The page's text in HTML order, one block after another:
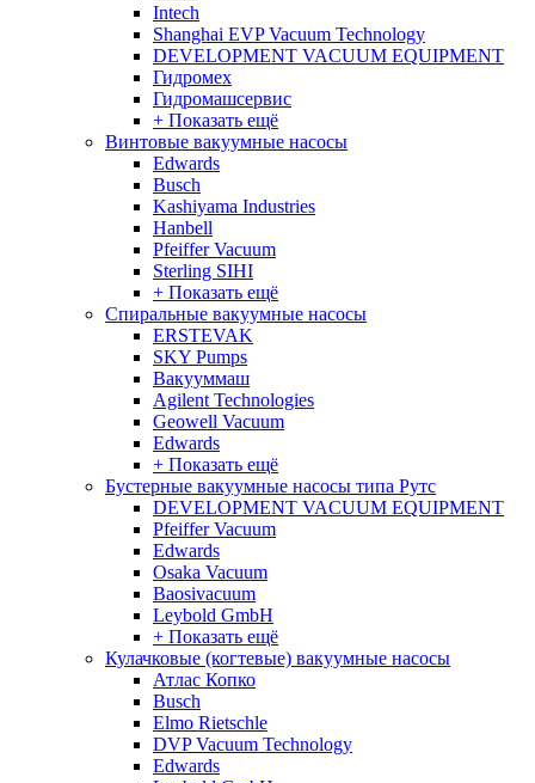
Intech
Shanghai EVP Vacuum Technology
DEVELOPMENT VACUUM EQUIPMENT
Гидромех
Гидромашсервис
+ Показать ещё
Винтовые вакуумные насосы
Edwards
Busch
Kashiyama Industries
Hanbell
Pfeiffer Vacuum
Sterling SIHI
+ Показать ещё
Спиральные вакуумные насосы
ERSTEVAK
SKY Pumps
Вакууммаш
Agilent Technologies
Geowell Vacuum
Edwards
+ Показать ещё
Бустерные вакуумные насосы типа Рутс
DEVELOPMENT VACUUM EQUIPMENT
Pfeiffer Vacuum
Edwards
Osaka Vacuum
Baosivacuum
Leybold GmbH
+ Показать ещё
Кулачковые (когтевые) вакуумные насосы
Атлас Копко
Busch
Elmo Rietschle
DVP Vacuum Technology
Edwards